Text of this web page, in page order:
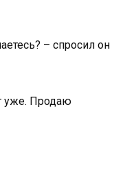
– спросил он
уже. Продаю